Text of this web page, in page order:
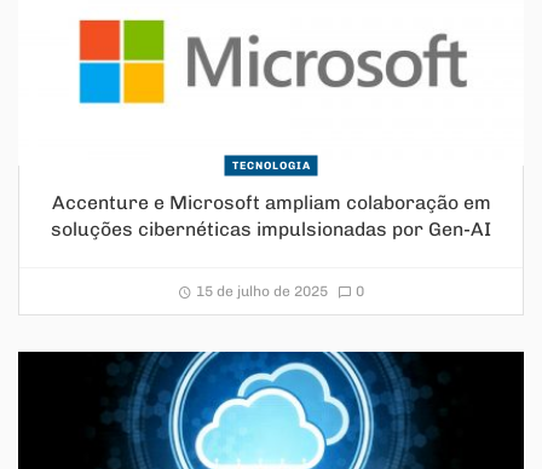
TECNOLOGIA
Accenture e Microsoft ampliam colaboração em
soluções cibernéticas impulsionadas por Gen-AI
15 de julho de 2025 0